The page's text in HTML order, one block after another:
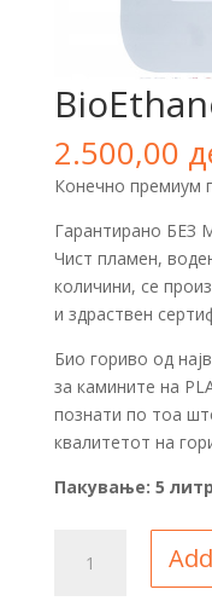
2.500,00
Конечно премиум
Гарантирано
Чист пламен,
количини, се
и здраствен
Био гориво од
за камините на
познати по тоа
квалитетот на
Пакување: 5
PREMIUM